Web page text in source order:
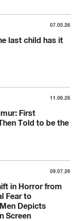
07.05.26
last child has it
11.06.26
First
Told to be the
09.07.26
in Horror from
Fear to
Depicts
Screen